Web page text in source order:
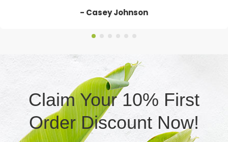
- Casey Johnson
Claim Your 10% First
Order Discount Now!